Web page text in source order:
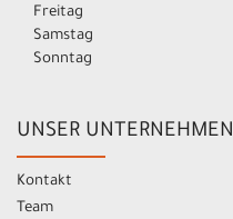
Freitag
Samstag
Sonntag
UNSER UNTERNEHMEN
Kontakt
Team